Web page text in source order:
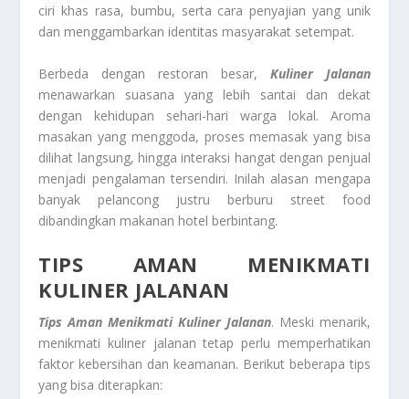
ciri khas rasa, bumbu, serta cara penyajian yang unik
dan menggambarkan identitas masyarakat setempat.
Berbeda dengan restoran besar, Kuliner Jalanan
menawarkan suasana yang lebih santai dan dekat
dengan kehidupan sehari-hari warga lokal. Aroma
masakan yang menggoda, proses memasak yang bisa
dilihat langsung, hingga interaksi hangat dengan penjual
menjadi pengalaman tersendiri. Inilah alasan mengapa
banyak pelancong justru berburu street food
dibandingkan makanan hotel berbintang.
TIPS AMAN MENIKMATI
KULINER JALANAN
Tips Aman Menikmati Kuliner Jalanan. Meski menarik,
menikmati kuliner jalanan tetap perlu memperhatikan
faktor kebersihan dan keamanan. Berikut beberapa tips
yang bisa diterapkan: